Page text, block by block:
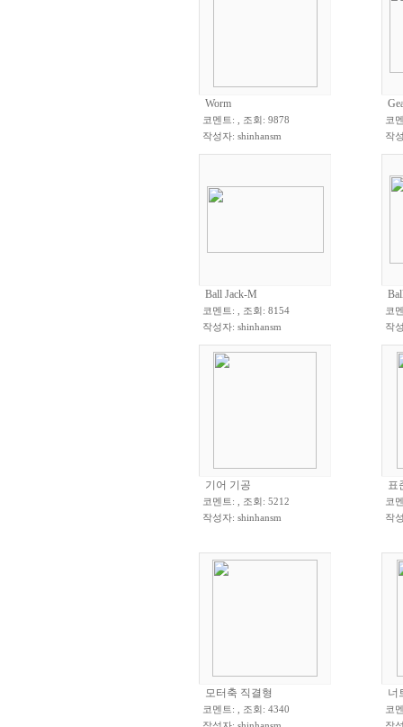
Worm
코멘트: , 조회: 9878
작성자: shinhansm
코
작
Ball Jack-M
코멘트: , 조회: 8154
작성자: shinhansm
코
작
기어 기공
코멘트: , 조회: 5212
작성자: shinhansm
표
코
작
모터축 직결형
코멘트: , 조회: 4340
너
코